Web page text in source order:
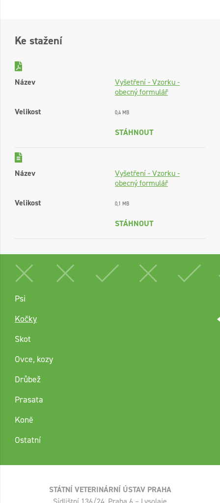
Ke stažení
Název
Vyšetření - Vzorku -
obecný formulář
Velikost
0,4 MB
STÁHNOUT
Název
Vyšetření - Vzorku -
obecný formulář
Velikost
0,1 MB
STÁHNOUT
Psi
Kočky
Skot
Ovce, kozy
Drůbež
Prasata
Koně
Ostatní
STÁTNÍ VETERINÁRNÍ ÚSTAV PRAHA